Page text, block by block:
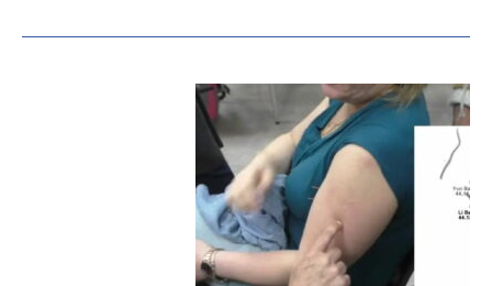
התחבר
אודות
קליניקה